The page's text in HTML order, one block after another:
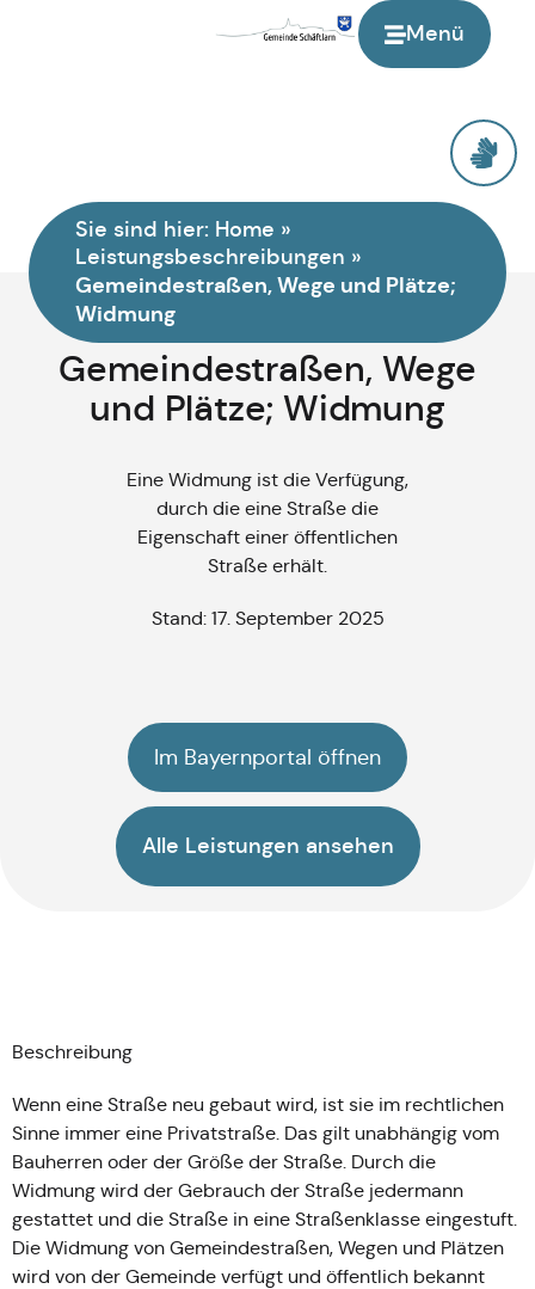
Menü
Sie sind hier: Home »
Leistungsbeschreibungen »
Gemeindestraßen, Wege und Plätze;
Widmung
Gemeindestraßen, Wege
und Plätze; Widmung
Eine Widmung ist die Verfügung,
durch die eine Straße die
Eigenschaft einer öffentlichen
Straße erhält.
Stand: 17. September 2025
Im Bayernportal öffnen
Alle Leistungen ansehen
Beschreibung
Wenn eine Straße neu gebaut wird, ist sie im rechtlichen
Sinne immer eine Privatstraße. Das gilt unabhängig vom
Bauherren oder der Größe der Straße. Durch die
Widmung wird der Gebrauch der Straße jedermann
gestattet und die Straße in eine Straßenklasse eingestuft.
Die Widmung von Gemeindestraßen, Wegen und Plätzen
wird von der Gemeinde verfügt und öffentlich bekannt